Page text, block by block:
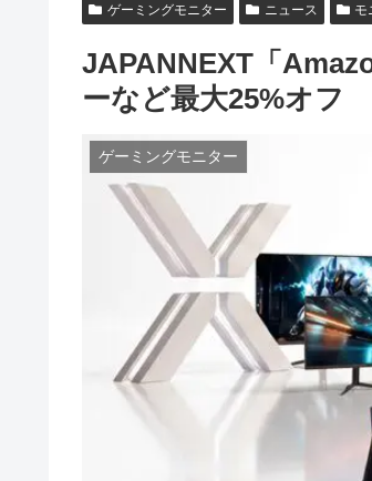
ゲーミングモニター ニュース モ
JAPANNEXT「
ーなど最大25%オフ
ゲーミングモニター